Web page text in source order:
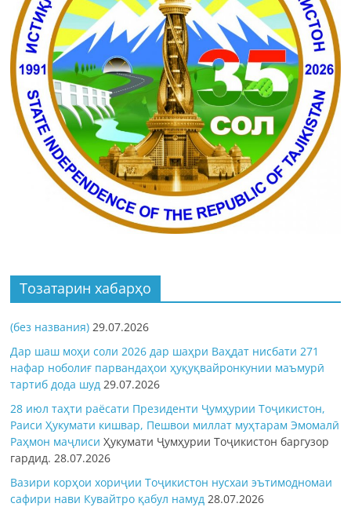
Тозатарин хабарҳо
(без названия) 29.07.2026
Дар шаш моҳи соли 2026 дар шаҳри Ваҳдат нисбати 271
нафар ноболиғ парвандаҳои ҳуқуқвайронкунии маъмурӣ
тартиб дода шуд 29.07.2026
28 июл таҳти раёсати Президенти Ҷумҳурии Тоҷикистон,
Раиси Ҳукумати кишвар, Пешвои миллат муҳтарам Эмомалӣ
Раҳмон маҷлисиҲукумати Ҷумҳурии Тоҷикистон баргузор
гардид. 28.07.2026
Вазири корҳои хориҷии Тоҷикистон нусхаи эътимодномаи
сафири нави Кувайтро қабул намуд 28.07.2026